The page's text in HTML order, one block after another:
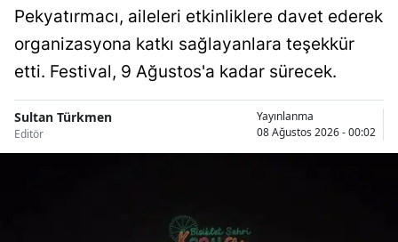
Muğla
Muş
Niğde
Pekyatırmacı, aileleri etkinliklere davet ederek
organizasyona katkı sağlayanlara teşekkür
etti. Festival, 9 Ağustos'a kadar sürecek.
Sultan Türkmen
Editör
Yayınlanma
08 Ağustos 2026 - 00:02